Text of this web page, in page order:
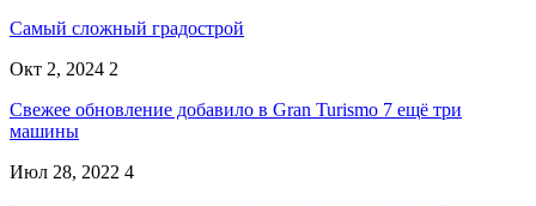
Самый сложный градострой
Окт 2, 2024 2
Свежее обновление добавило в Gran Turismo 7 ещё три
машины
Июл 28, 2022 4